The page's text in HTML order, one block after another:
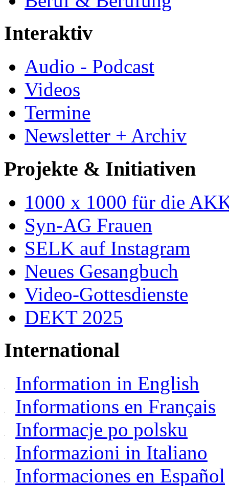
Interaktiv
Audio - Podcast
Videos
Termine
Newsletter + Archiv
Projekte & Initiativen
1000 x 1000 für die
Syn-AG Frauen
SELK auf Instagram
Neues Gesangbuch
Video-Gottesdienste
DEKT 2025
International
Information in English
Informations en Français
Informacje po polsku
Informazioni in Italiano
Informaciones en Español